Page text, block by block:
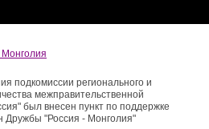
подкомиссии регионального и
межправительственной
был внесен пункт по поддержке
Дружбы "Россия - Монголия"